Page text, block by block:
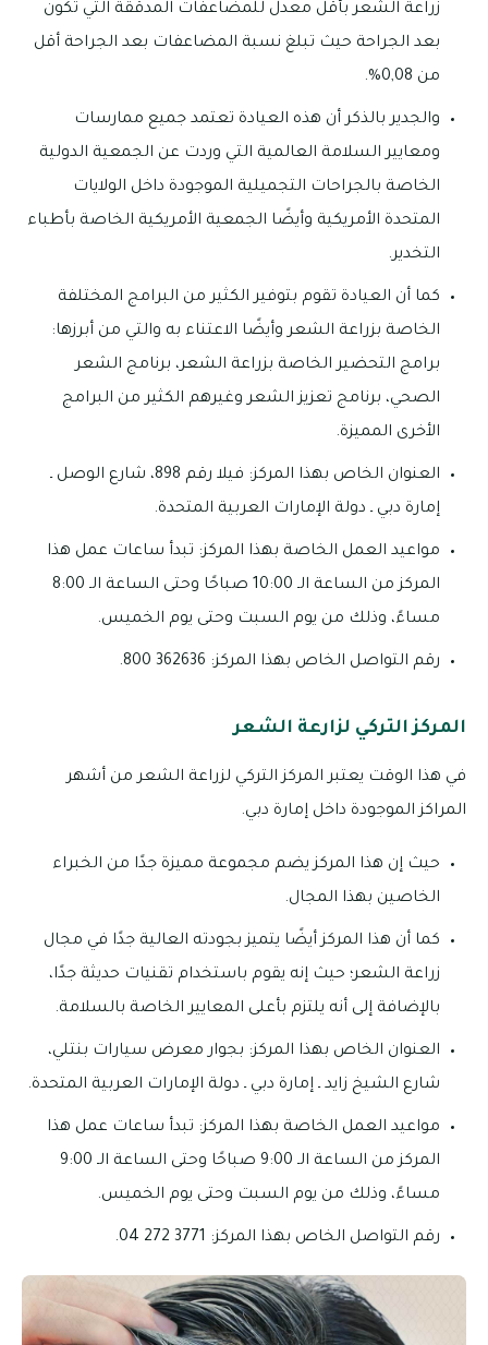
زراعة الشعر بأقل معدل للمضاعفات المدققة التي تكون
بعد الجراحة حيث تبلغ نسبة المضاعفات بعد الجراحة أقل
من 0,08%.
والجدير بالذكر أن هذه العيادة تعتمد جميع ممارسات
ومعايير السلامة العالمية التي وردت عن الجمعية الدولية
الخاصة بالجراحات التجميلية الموجودة داخل الولايات
المتحدة الأمريكية وأيضًا الجمعية الأمريكية الخاصة بأطباء
التخدير.
كما أن العيادة تقوم بتوفير الكثير من البرامج المختلفة
الخاصة بزراعة الشعر وأيضًا الاعتناء به والتي من أبرزها:
برامج التحضير الخاصة بزراعة الشعر، برنامج الشعر
الصحي، برنامج تعزيز الشعر وغيرهم الكثير من البرامج
الأخرى المميزة.
العنوان الخاص بهذا المركز: فيلا رقم 898، شارع الوصل ـ
إمارة دبي ـ دولة الإمارات العربية المتحدة.
مواعيد العمل الخاصة بهذا المركز: تبدأ ساعات عمل هذا
المركز من الساعة الـ 10:00 صباحًا وحتى الساعة الـ 8:00
مساءً، وذلك من يوم السبت وحتى يوم الخميس.
رقم التواصل الخاص بهذا المركز: 362636 800.
المركز التركي لزارعة الشعر
في هذا الوقت يعتبر المركز التركي لزراعة الشعر من أشهر
المراكز الموجودة داخل إمارة دبي.
حيث إن هذا المركز يضم مجموعة مميزة جدًا من الخبراء
الخاصين بهذا المجال.
كما أن هذا المركز أيضًا يتميز بجودته العالية جدًا في مجال
زراعة الشعر؛ حيث إنه يقوم باستخدام تقنيات حديثة جدًا،
بالإضافة إلى أنه يلتزم بأعلى المعايير الخاصة بالسلامة.
العنوان الخاص بهذا المركز: بجوار معرض سيارات بنتلي،
شارع الشيخ زايد ـ إمارة دبي ـ دولة الإمارات العربية المتحدة.
مواعيد العمل الخاصة بهذا المركز: تبدأ ساعات عمل هذا
المركز من الساعة الـ 9:00 صباحًا وحتى الساعة الـ 9:00
مساءً، وذلك من يوم السبت وحتى يوم الخميس.
رقم التواصل الخاص بهذا المركز: 3771 272 04.